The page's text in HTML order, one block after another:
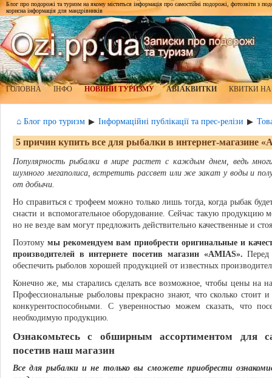
Блог про подорожі та туризм на якому міститься інформація про самостійні подорожі, фотозвіти з
корисна інформація для мандрівників
ГОЛОВНА ІНФО НОВИНИ ТУРИЗМУ АВІАКВИТКИ КВИТКИ
⌂ Блог про туризм ▶ Інформаційні публікації та прес-релізи ▶
5 причин купить все для рыбалки в интернет-магазине
Популярность рыбалки в мире растет с каждым днем, ведь
шумного мегаполиса, встретить рассвет или же закат у воды и
от добычи.
Но справиться с трофеем можно только лишь тогда, когда рыбак
снасти и вспомогательное оборудование. Сейчас такую продукцию
но не везде вам могут предложить действительно качественные и
Поэтому мы рекомендуем вам приобрести оригинальные и
производителей в интернете посетив магазин «AMIAS». Перед
обеспечить рыболов хорошей продукцией от известных
Конечно же, мы старались сделать все возможное, чтобы цены
Профессиональные рыболовы прекрасно знают, что сколько
конкурентоспособными. С уверенностью можем сказать, что
необходимую продукцию.
Ознакомьтесь с обширным ассортиментом для
посетив наш магазин
Все для рыбалки и не только вы сможете приобрести